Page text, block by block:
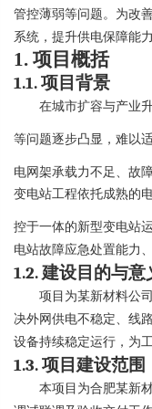
管控薄弱等问题。为改
系统，提升供电保障能
1. 项目概括
1.1.项目背景
在城市扩容与产业
等问题逐步凸显，难以
电网架承载力不足、故
变电站工程依托成熟的
控于一体的新型变电站
电站故障应急处置能力
1.2.建设目的与意
项目为某新材料公
决外网供电不稳定、线
设备持续稳定运行，为
1.3.项目建设范围
本项目为合肥某新